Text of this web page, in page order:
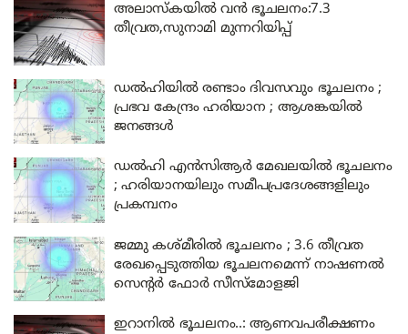
അലാസ്‌കയിൽ വൻ ഭൂചലനം:7.3
തീവ്രത,സുനാമി മുന്നറിയിപ്പ്
ഡൽഹിയിൽ രണ്ടാം ദിവസവും ഭൂചലനം ;
പ്രഭവ കേന്ദ്രം ഹരിയാന ; ആശങ്കയിൽ
ജനങ്ങൾ
ഡൽഹി എൻസിആർ മേഖലയിൽ ഭൂചലനം
; ഹരിയാനയിലും സമീപപ്രദേശങ്ങളിലും
പ്രകമ്പനം
ജമ്മു കശ്മീരിൽ ഭൂചലനം ; 3.6 തീവ്രത
രേഖപ്പെടുത്തിയ ഭൂചലനമെന്ന് നാഷണൽ
സെന്റർ ഫോർ സീസ്‌മോളജി
ഇറാനിൽ ഭൂചലനം..: ആണവപരീക്ഷണം